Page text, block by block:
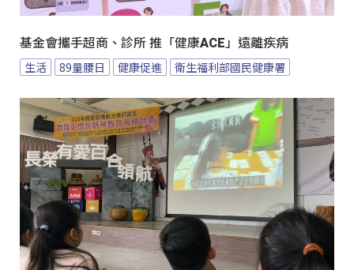
基金會攜手超商、診所 推「健康ACE」遠離疾病
生活 89量腰日 健康促進 衛生福利部國民健康署